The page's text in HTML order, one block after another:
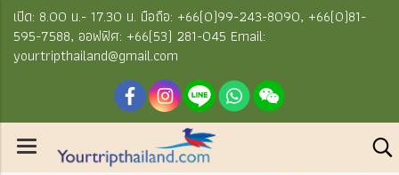
เปิด: 8.00 น.- 17.30 น. มือถือ: +66(0)99-243-8090, +66(0)81-
595-7588, ออฟฟิศ: +66(53) 281-045 Email:
yourtripthailand@gmail.com